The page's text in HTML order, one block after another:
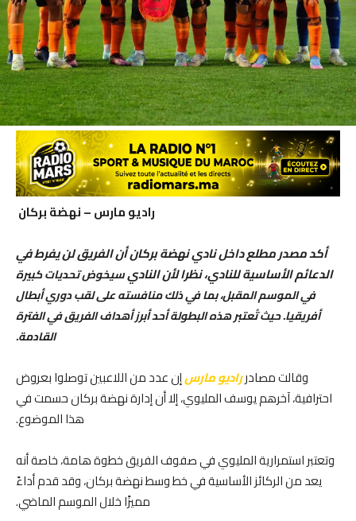
راديو مارس – نهضة بركان
أكد مصدر مطلع داخل نادي نهضة بركان أن الفريق لن يفرط في
الدعائم الأساسية للنادي، نظرا لأن الناديسيخوض تحديات كبيرة
في الموسم المقبل، بما في ذلك منافسته على لقب دوري أبطال
أفريقيا. حيث تُعتبر هذه البطولة أحد أبرز أهداف الفريق في الفترة
القادمة.
وقالت مصادرراديو مارسإن عدد من اللاعبين توصلوا بعروض
احترافية، آخرهم يوسف المليوي، إلا أن إدارة نهضة بركان حسمت في
هذا الموضوع.
وتعتبر استمرارية المليوي في صفوف الفريق خطوة هامة، خاصة أنه
يعد من الركائز الأساسية في خط وسط نهضة بركان، وقد قدم أداءً
مميزًا خلال الموسم الماضي.